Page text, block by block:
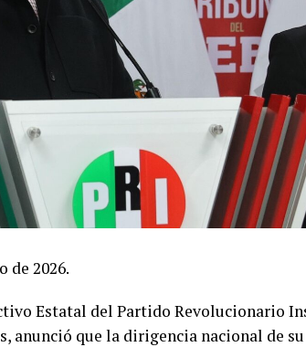
de 2026.
Estatal del Partido Revolucionario
anunció que la dirigencia nacional de